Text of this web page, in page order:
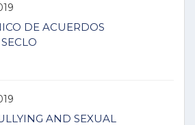
DE ACUERDOS
AND SEXUAL